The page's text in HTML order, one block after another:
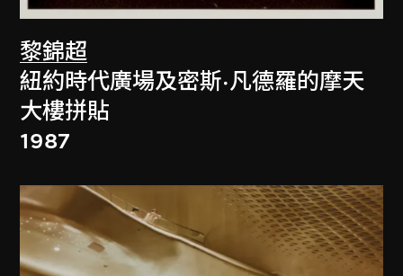
黎錦超
紐約時代廣場及密斯·凡德羅的摩天
大樓拼貼
1987